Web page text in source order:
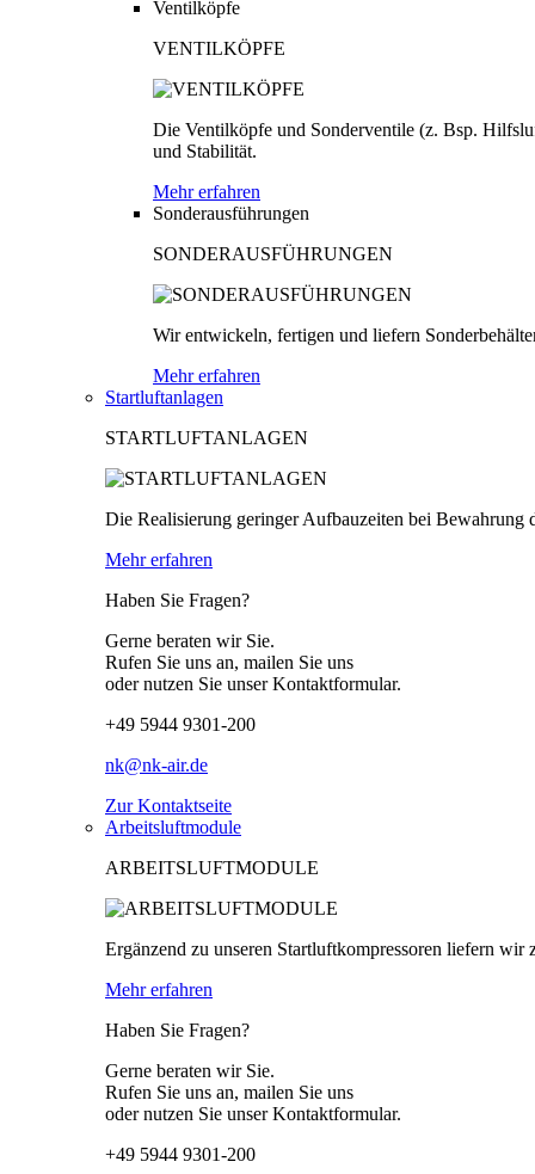
Ventilköpfe
VENTILKÖPFE
Die Ventilköpfe und Sonderventile (z. Bsp.
und Stabilität.
Mehr erfahren
Sonderausführungen
SONDERAUSFÜHRUNGEN
Wir entwickeln, fertigen und liefern
Mehr erfahren
Startluftanlagen
STARTLUFTANLAGEN
Die Realisierung geringer Aufbauzeiten bei Bewahrung
Mehr erfahren
Haben Sie Fragen?
Gerne beraten wir Sie.
Rufen Sie uns an, mailen Sie uns
oder nutzen Sie unser Kontaktformular.
+49 5944 9301-200
nk@nk-air.de
Zur Kontaktseite
Arbeitsluftmodule
ARBEITSLUFTMODULE
Ergänzend zu unseren Startluftkompressoren liefern
Mehr erfahren
Haben Sie Fragen?
Gerne beraten wir Sie.
Rufen Sie uns an, mailen Sie uns
oder nutzen Sie unser Kontaktformular.
+49 5944 9301-200